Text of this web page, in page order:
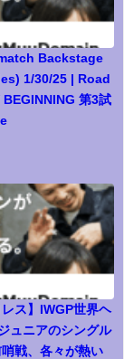
Backstage
1/30/25 | Road
第3試
レス】IWGP世界ヘ
ュニアのシングル
戦、各々が熱い